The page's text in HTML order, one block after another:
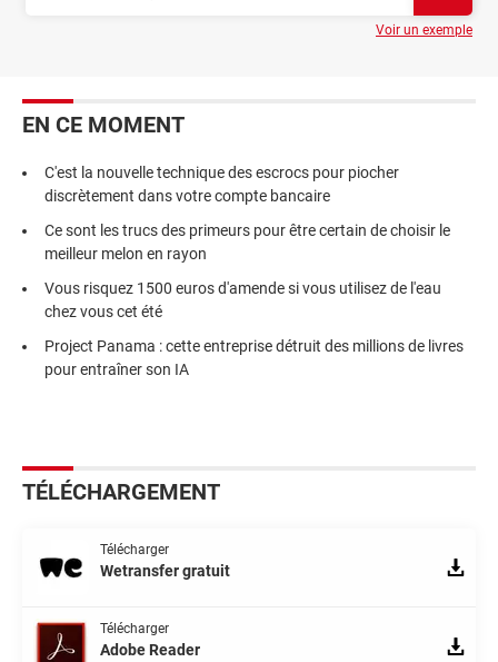
Voir un exemple
EN CE MOMENT
C'est la nouvelle technique des escrocs pour piocher
discrètement dans votre compte bancaire
Ce sont les trucs des primeurs pour être certain de choisir le
meilleur melon en rayon
Vous risquez 1500 euros d'amende si vous utilisez de l'eau
chez vous cet été
Project Panama : cette entreprise détruit des millions de livres
pour entraîner son IA
TÉLÉCHARGEMENT
Télécharger
Wetransfer gratuit
Télécharger
Adobe Reader